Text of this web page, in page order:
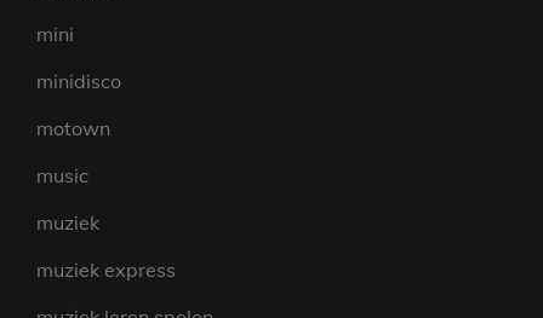
mini
minidisco
motown
music
muziek
muziek express